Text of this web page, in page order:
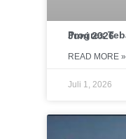
Progres Tebar Benur 28 Juni 2026
READ MORE »
Juli 1, 2026